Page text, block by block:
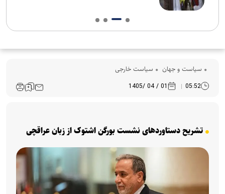
سیاست و جهان سیاست خارجی
05:52
01 / 04 /1405
تشریح دستاوردهای نشست بورگن اشتوک از زبان عراقچی